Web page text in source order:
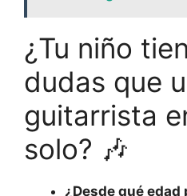
¿Tu niño
dudas que
guitarrista
solo? 🎶
¿Desde qué